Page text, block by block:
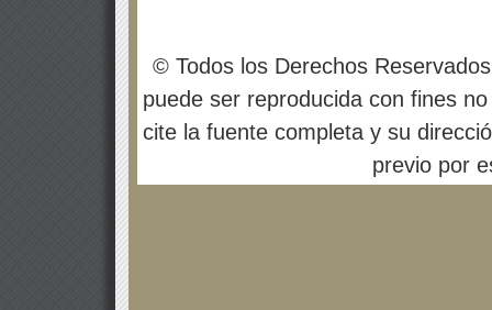
© Todos los Derechos
puede ser reproducida con fines
cite la fuente completa y su
previo por